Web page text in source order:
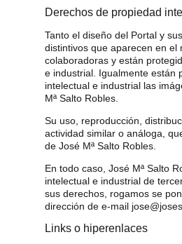
Derechos de propiedad
Tanto el diseño del Portal y
distintivos que aparecen en el
colaboradoras y están
e industrial. Igualmente están
intelectual e industrial las
Mª Salto Robles.
Su uso, reproducción,
actividad similar o análoga,
de José Mª Salto Robles.
En todo caso, José Mª Salto
intelectual e industrial de
sus derechos, rogamos se
dirección de e-mail
Links o hiperenlaces